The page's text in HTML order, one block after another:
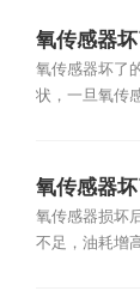
氧传感器
氧传感器坏了
状，一旦氧传
氧传感器
氧传感器损坏
不足，油耗增